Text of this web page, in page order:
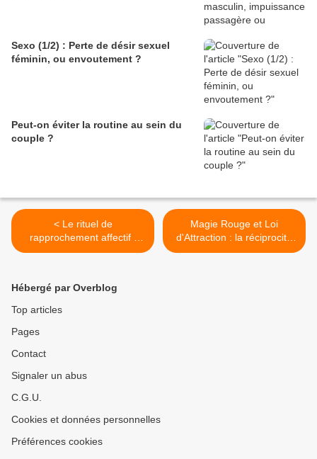
Sexo (1/2) : Perte de désir sexuel
féminin, ou envoutement ?
Peut-on éviter la routine au sein du
couple ?
< Le rituel de
rapprochement affectif :
éviter une rupture et
Magie Rouge et Loi
d'Attraction : la réciprocité
en éloignement et
Hébergé par Overblog
Top articles
Pages
Contact
Signaler un abus
C.G.U.
Cookies et données personnelles
Préférences cookies